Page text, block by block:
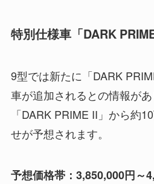
特別仕様車「DARK
9型では新たに「DARK
車が追加されるとの情報が
「DARK PRIME II」から約
せが予想されます。
予想価格帯：3,850,000円～